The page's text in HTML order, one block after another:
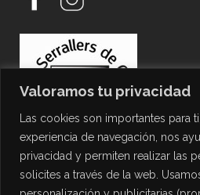
Valoramos tu privacidad
Las cookies son importantes para
experiencia de navegación, nos
privacidad y permiten realizar las
solicites a través de la web.